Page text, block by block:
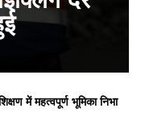
में महत्वपूर्ण भूमिका निभा